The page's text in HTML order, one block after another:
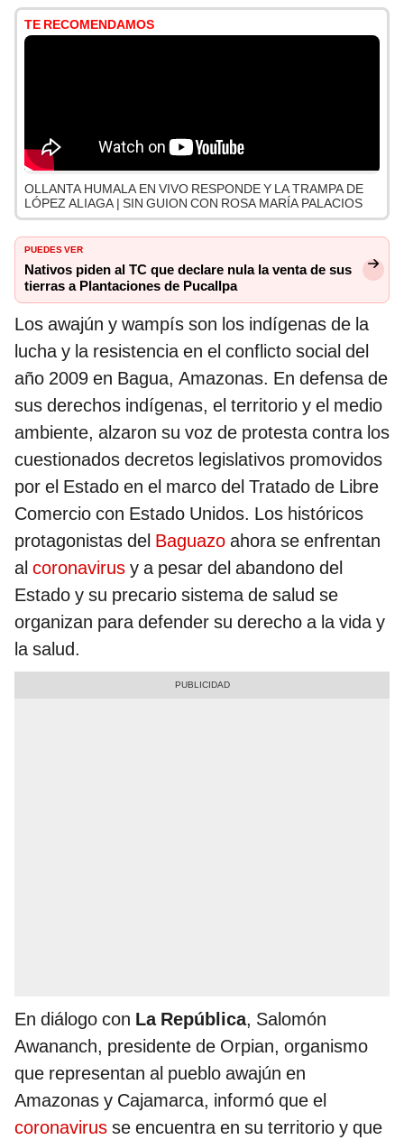
TE RECOMENDAMOS
OLLANTA HUMALA EN VIVO RESPONDE Y LA TRAMPA DE
LÓPEZ ALIAGA | SIN GUION CON ROSA MARÍA PALACIOS
PUEDES VER
Nativos piden al TC que declare nula la venta de sus
tierras a Plantaciones de Pucallpa
Los awajún y wampís son los indígenas de la
lucha y la resistencia en el conflicto social del
año 2009 en Bagua, Amazonas. En defensa de
sus derechos indígenas, el territorio y el medio
ambiente, alzaron su voz de protesta contra los
cuestionados decretos legislativos promovidos
por el Estado en el marco del Tratado de Libre
Comercio con Estado Unidos. Los históricos
protagonistas del Baguazo ahora se enfrentan
al coronavirus y a pesar del abandono del
Estado y su precario sistema de salud se
organizan para defender su derecho a la vida y
la salud.
En diálogo con La República, Salomón
Awananch, presidente de Orpian, organismo
que representan al pueblo awajún en
Amazonas y Cajamarca, informó que el
coronavirus se encuentra en su territorio y que